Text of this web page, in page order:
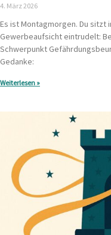
4. März 2026
Es ist Montagmorgen. Du sitzt
Gewerbeaufsicht eintrudelt:
Schwerpunkt
Gedanke:
Weiterlesen »